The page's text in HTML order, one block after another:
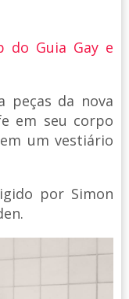
do Guia Gay e
peças da nova
em seu corpo
um vestiário
por Simon